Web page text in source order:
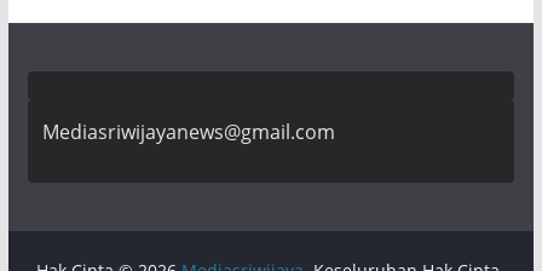
Mediasriwijayanews@gmail.com